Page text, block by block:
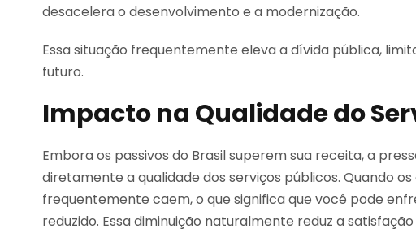
desacelera o desenvolvimento e a modernização.
Essa situação frequentemente eleva a dívida pública,
futuro.
Impacto na Qualidade do
Embora os passivos do Brasil superem sua receita, a
diretamente a qualidade dos serviços públicos. Quando
frequentemente caem, o que significa que você pode
reduzido. Essa diminuição naturalmente reduz a